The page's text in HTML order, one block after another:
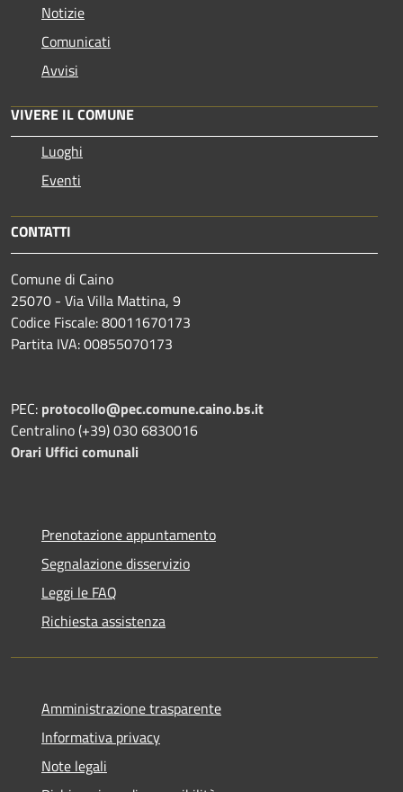
Notizie
Comunicati
Avvisi
VIVERE IL COMUNE
Luoghi
Eventi
CONTATTI
Comune di Caino
25070 - Via Villa Mattina, 9
Codice Fiscale: 80011670173
Partita IVA: 00855070173
PEC: protocollo@pec.comune.caino.bs.it
Centralino (+39) 030 6830016
Orari Uffici comunali
Prenotazione appuntamento
Segnalazione disservizio
Leggi le FAQ
Richiesta assistenza
Amministrazione trasparente
Informativa privacy
Note legali